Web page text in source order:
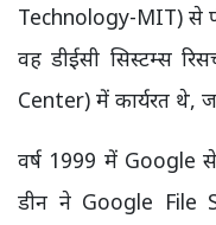
Technology-MIT) से
वह डीईसी सिस्टम्स
Center) में कार्यरत थे,
वर्ष 1999 में
डीन ने Google File